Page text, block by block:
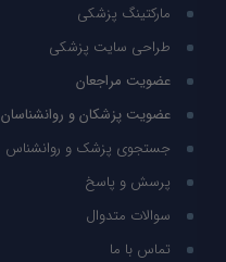
مارکتینگ پزشکی
طراحی سایت پزشکی
عضویت مراجعان
عضویت پزشکان و روانشناسان
جستجوی پزشک و روانشناس
پرسش و پاسخ
سوالات متدوال
تماس با ما